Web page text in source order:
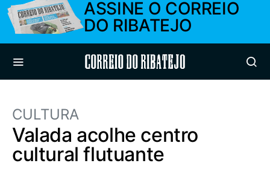
ASSINE O CORREIO
DO RIBATEJO
Correio do Ribatejo
CULTURA
Valada acolhe centro
cultural flutuante